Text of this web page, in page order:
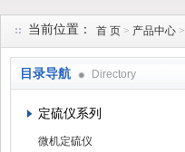
当前位置： 首 页 > 产品中心 >
目录导航 Directory
定硫仪系列
微机定硫仪